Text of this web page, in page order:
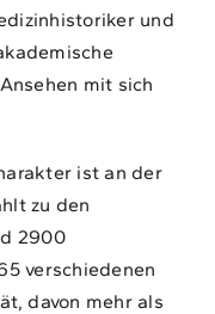
und
mit sich
ist an der
zu den
2900
verschiedenen
davon mehr als